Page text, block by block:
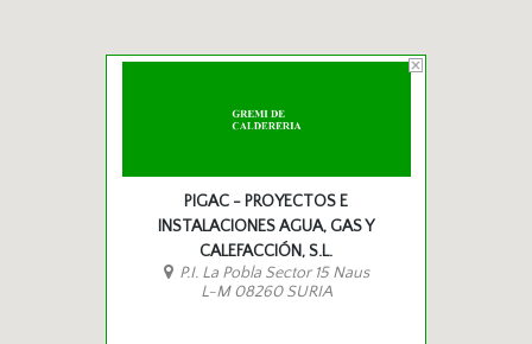
PIGAC - PROYECTOS E
INSTALACIONES AGUA, GAS Y
CALEFACCIÓN, S.L.
P.I. La Pobla Sector 15 Naus
L-M 08260 SURIA